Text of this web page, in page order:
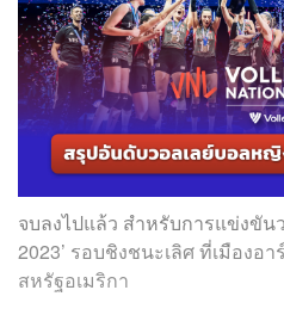
จบลงไปแล้ว สำหรับการแข่งขัน
2023’ รอบชิงชนะเลิศ ที่เมืองอ
สหรัฐอเมริกา